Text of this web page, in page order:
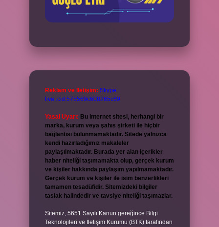
Reklam ve İletişim: Skype:
live:.cid.575569c608265c69
Yasal Uyarı: Bu internet sitesi, herhangi bir
marka, kurum veya şahıs şirketi ile hiçbir
bağlantısı bulunmamaktadır. Sitede yalnızca
kendi hazırladığımız makaleler
paylaşılmaktadır. Burada yer alan içerikler
haber niteliği taşımamakta olup, gerçek kurum
ve kişiler hakkında paylaşım yapılmamaktadır.
Gerçek kurum ve kişiler ile isim benzerlikleri
tamamen tesadüfidir. Sitemizdeki bilgiler
taslak halindedir ve tavsiye niteliği taşımazlar.
Sitemiz, 5651 Sayılı Kanun gereğince Bilgi
Teknolojileri ve İletişim Kurumu (BTK) tarafından